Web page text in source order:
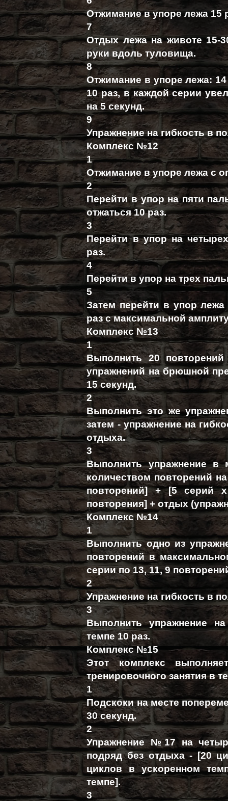
Отжимание в упоре лежа 15
7
Отдых лежа на животе 15-
руки вдоль туловища.
8
Отжимание в упоре лежа: 14
10 раз, в каждой серии
на 5 секунд.
9
Упражнение на гибкость в
Комплекс №12
1
Отжимание в упоре лежа с
2
Перейти в упор на пяти
отжаться 10 раз.
3
Перейти в упор на
раз.
4
Перейти в упор на трех
5
Затем перейти в упор
раз с максимальной
Комплекс №13
1
Выполнить 20
упражнений на брюшной
15 секунд.
2
Выполнить это же
затем - упражнение на
отдыха.
3
Выполнить упражнение в
количеством повторений
повторений] + [5 серий
повторения] + отдых
Комплекс №14
1
Выполнить одно из
повторений в
серии по 13, 11, 9
2
Упражнение на гибкость в
3
Выполнить упражнение
темпе 10 раз.
Комплекс №15
Этот комплекс
тренировочного занятия в
1
Подскоки на месте
30 секунд.
2
Упражнение №17 на
подряд без отдыха - [20
циклов в ускоренном
темпе].
3